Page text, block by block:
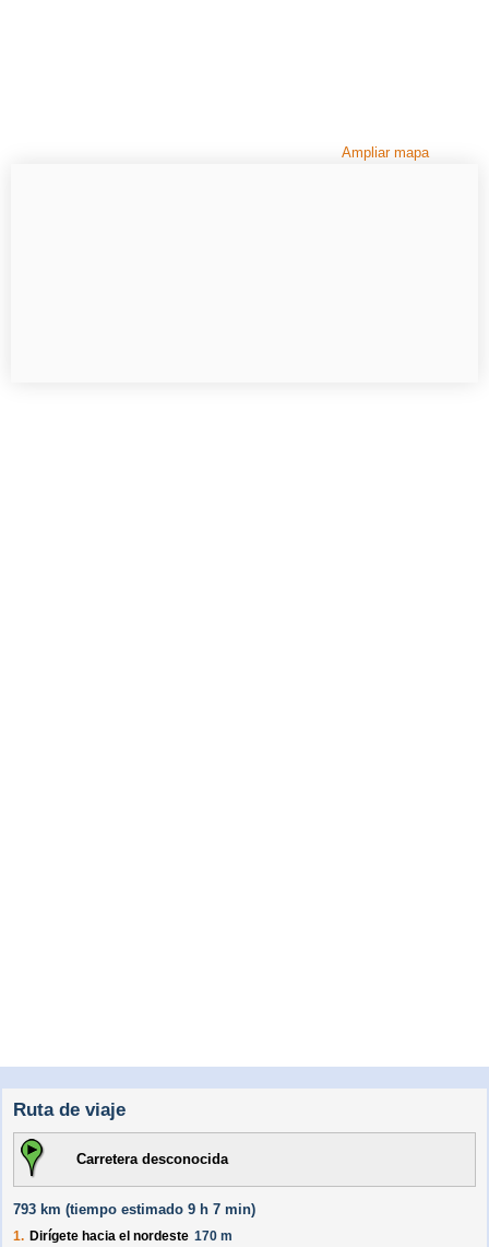
Ampliar mapa
Ruta de viaje
Carretera desconocida
793 km (tiempo estimado 9 h 7 min)
1. Dirígete hacia el nordeste 170 m